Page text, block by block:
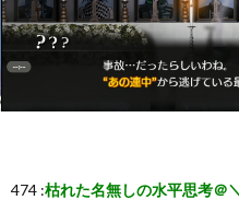
474 :枯れた名無しの水平思考＠